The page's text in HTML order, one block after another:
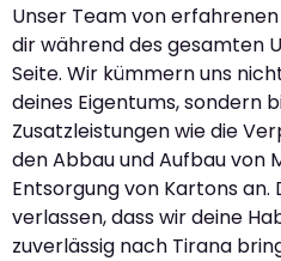
Unser Team von
dir während des gesamten
Seite. Wir kümmern uns
deines Eigentums, sondern
Zusatzleistungen wie die
den Abbau und Aufbau von
Entsorgung von Kartons an.
verlassen, dass wir deine
zuverlässig nach Tirana